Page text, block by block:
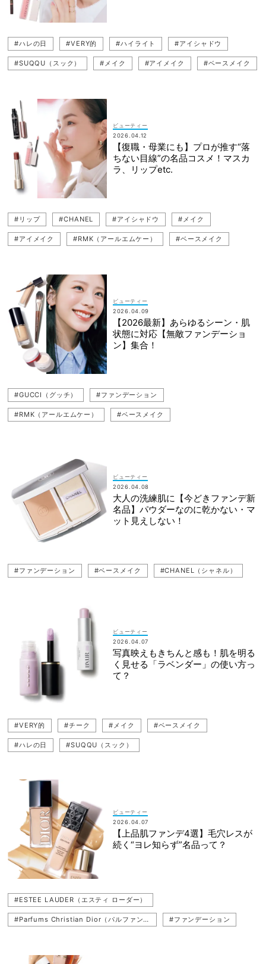
#ハレの日 #VERY的 #ハイライト #アイシャドウ
#SUQQU（スック） #メイク #アイメイク #ベースメイク
#トレンドメイク #コスメ
ビューティー
2026.04.12
【復職・母業にも】プロが推す“落
ちない目線”の名品コスメ！マスカ
ラ、リップetc.
#リップ #CHANEL #アイシャドウ #メイク
#アイメイク #RMK（アールエムケー） #ベースメイク
#VERY的 #ハレの日
ビューティー
2026.04.09
【2026最新】あらゆるシーン・肌
状態に対応【無敵ファンデーショ
ン】集合！
#GUCCI（グッチ） #ファンデーション
#RMK（アールエムケー） #ベースメイク
#GUERLAIN（ゲラン） #HERMES（エルメス）
#Parfums Christian Dior（パルファン・クリスチャン・ディオール）
ビューティー
2026.04.08
大人の洗練肌に【今どきファンデ新
名品】パウダーなのに乾かない・マ
ット見えしない！
#ファンデーション #ベースメイク #CHANEL（シャネル）
ビューティー
2026.04.07
写真映えもきちんと感も！肌を明る
く見せる「ラベンダー」の使い方っ
て？
#VERY的 #チーク #メイク #ベースメイク
#ハレの日 #SUQQU（スック）
ビューティー
2026.04.07
【上品肌ファンデ4選】毛穴レスが
続く“ヨレ知らず”名品って？
#ESTEE LAUDER（エスティ ローダー）
#Parfums Christian Dior（パルファン・クリスチャン・ディオール） #ファンデーション